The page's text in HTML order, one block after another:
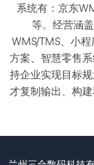
系统有：京东
等。经营涵
WMS/TMS、小
方案、智慧零售
持企业实现目标
才复制输出、构